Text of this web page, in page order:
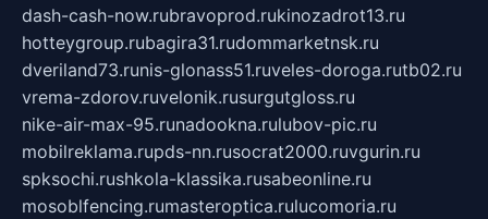
dash-cash-now.rubravoprod.rukinozadrot13.ru
hotteygroup.rubagira31.rudommarketnsk.ru
dveriland73.runis-glonass51.ruveles-doroga.rutb02.ru
vrema-zdorov.ruvelonik.rusurgutgloss.ru
nike-air-max-95.runadookna.rulubov-pic.ru
mobilreklama.rupds-nn.rusocrat2000.ruvgurin.ru
spksochi.rushkola-klassika.rusabeonline.ru
mosoblfencing.rumasteroptica.rulucomoria.ru